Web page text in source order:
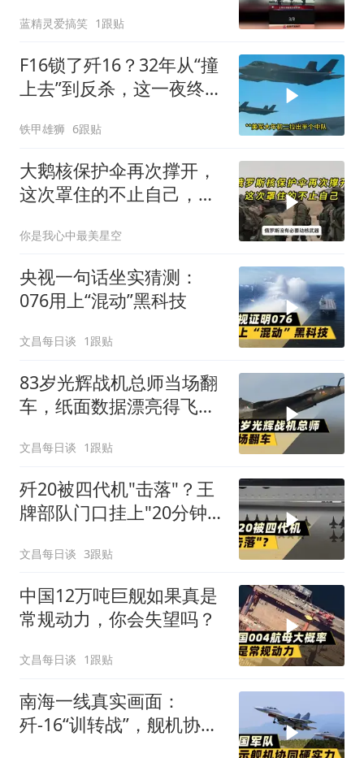
蓝精灵爱搞笑 1跟贴
F16锁了歼16？32年从“撞
上去”到反杀，这一夜终于
铁甲雄狮 6跟贴
大鹅核保护伞再次撑开，
这次罩住的不止自己，五
你是我心中最美星空
央视一句话坐实猜测：
076用上“混动”黑科技
文昌每日谈 1跟贴
83岁光辉战机总师当场翻
车，纸面数据漂亮得飞不
文昌每日谈 1跟贴
歼20被四代机"击落"？王
牌部队门口挂上"20分钟
文昌每日谈 3跟贴
中国12万吨巨舰如果真是
常规动力，你会失望吗？
文昌每日谈 1跟贴
南海一线真实画面：
歼-16“训转战”，舰机协同